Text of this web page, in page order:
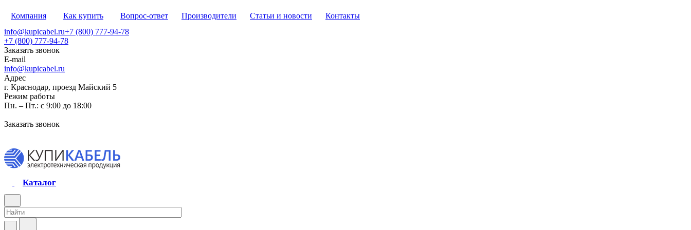
Компания Как купить Вопрос-ответ Производители Статьи и новости
Контакты
info@kupicabel.ru+7 (800) 777-94-78
+7 (800) 777-94-78
Заказать звонок
E-mail
info@kupicabel.ru
Адрес
г. Краснодар, проезд Майский 5
Режим работы
Пн. – Пт.: с 9:00 до 18:00
Заказать звонок
Каталог